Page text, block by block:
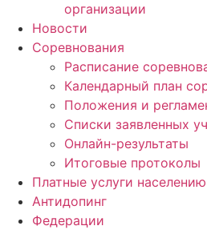
организации
Новости
Соревнования
Расписание
Календарный план
Положения и
Списки заявленных
Онлайн-результаты
Итоговые протоколы
Платные услуги населению
Антидопинг
Федерации